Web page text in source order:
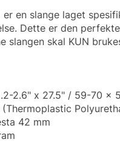
er en slange laget
Dette er den
slangen skal KUN
2.6" x 27.5" / 59-70 x
42 mm